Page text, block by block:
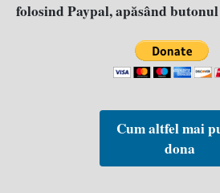
folosind Paypal, apăsând
Cum altfel mai
dona